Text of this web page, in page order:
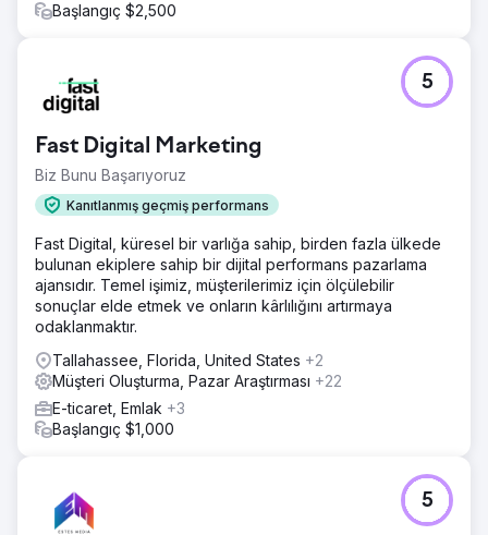
Başlangıç $2,500
Fast Digital Marketing
Biz Bunu Başarıyoruz
Kanıtlanmış geçmiş performans
5
Fast Digital, küresel bir varlığa sahip, birden fazla ülkede
bulunan ekiplere sahip bir dijital performans pazarlama
ajansıdır. Temel işimiz, müşterilerimiz için ölçülebilir
sonuçlar elde etmek ve onların kârlılığını artırmaya
odaklanmaktır.
Tallahassee, Florida, United States +2
Müşteri Oluşturma, Pazar Araştırması +22
E-ticaret, Emlak +3
Başlangıç $1,000
5